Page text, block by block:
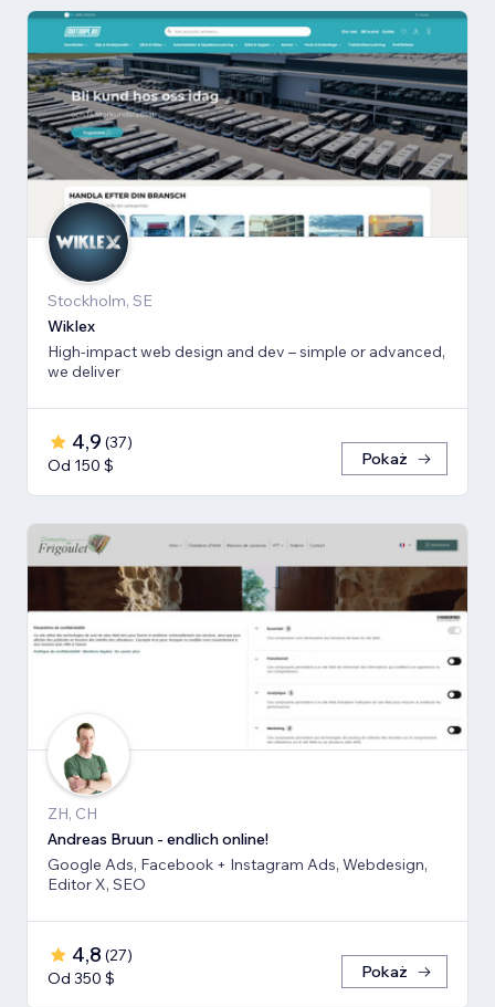
Stockholm, SE
Wiklex
High-impact web design and dev – simple or advanced,
we deliver
4,9 (37)
Od 150 $
Pokaż
ZH, CH
Andreas Bruun - endlich online!
Google Ads, Facebook + Instagram Ads, Webdesign,
Editor X, SEO
4,8 (27)
Od 350 $
Pokaż